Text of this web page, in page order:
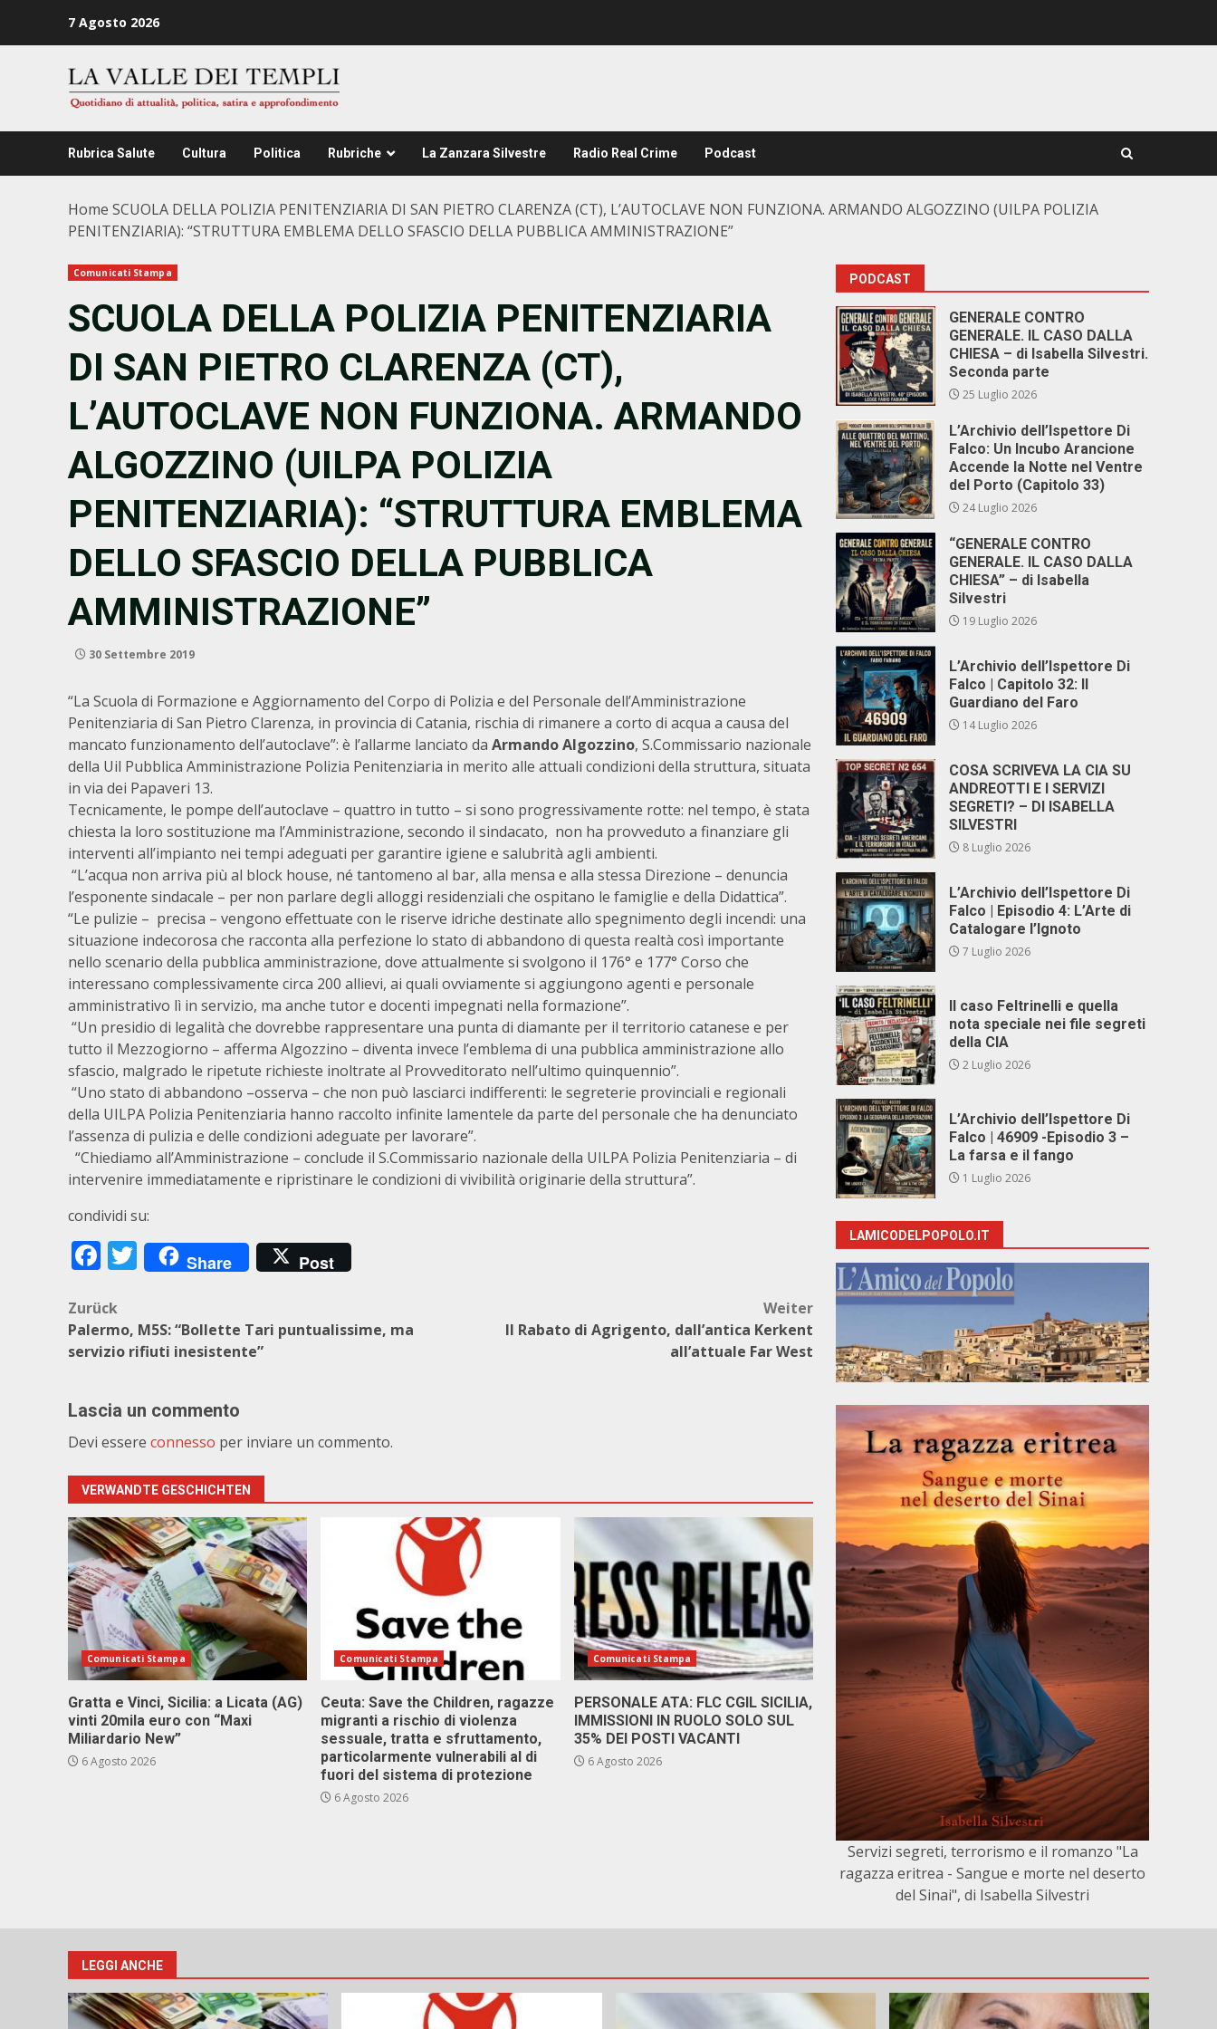
7 Agosto 2026
Rubrica Salute Cultura Politica Rubriche La Zanzara Silvestre Radio Real Crime Podcast
Home SCUOLA DELLA POLIZIA PENITENZIARIA DI SAN PIETRO CLARENZA (CT), L’AUTOCLAVE NON FUNZIONA. ARMANDO ALGOZZINO (UILPA POLIZIA
PENITENZIARIA): “STRUTTURA EMBLEMA DELLO SFASCIO DELLA PUBBLICA AMMINISTRAZIONE”
Comunicati Stampa
SCUOLA DELLA POLIZIA PENITENZIARIA
DI SAN PIETRO CLARENZA (CT),
L’AUTOCLAVE NON FUNZIONA. ARMANDO
ALGOZZINO (UILPA POLIZIA
PENITENZIARIA): “STRUTTURA EMBLEMA
DELLO SFASCIO DELLA PUBBLICA
AMMINISTRAZIONE”
30 Settembre 2019
“La Scuola di Formazione e Aggiornamento del Corpo di Polizia e del Personale dell’Amministrazione
Penitenziaria di San Pietro Clarenza, in provincia di Catania, rischia di rimanere a corto di acqua a causa del
mancato funzionamento dell’autoclave”: è l’allarme lanciato da Armando Algozzino, S.Commissario nazionale
della Uil Pubblica Amministrazione Polizia Penitenziaria in merito alle attuali condizioni della struttura, situata
in via dei Papaveri 13.
Tecnicamente, le pompe dell’autoclave – quattro in tutto – si sono progressivamente rotte: nel tempo, è stata
chiesta la loro sostituzione ma l’Amministrazione, secondo il sindacato, non ha provveduto a finanziare gli
interventi all’impianto nei tempi adeguati per garantire igiene e salubrità agli ambienti.
“L’acqua non arriva più al block house, né tantomeno al bar, alla mensa e alla stessa Direzione – denuncia
l’esponente sindacale – per non parlare degli alloggi residenziali che ospitano le famiglie e della Didattica”.
“Le pulizie – precisa – vengono effettuate con le riserve idriche destinate allo spegnimento degli incendi: una
situazione indecorosa che racconta alla perfezione lo stato di abbandono di questa realtà così importante
nello scenario della pubblica amministrazione, dove attualmente si svolgono il 176° e 177° Corso che
interessano complessivamente circa 200 allievi, ai quali ovviamente si aggiungono agenti e personale
amministrativo lì in servizio, ma anche tutor e docenti impegnati nella formazione”.
“Un presidio di legalità che dovrebbe rappresentare una punta di diamante per il territorio catanese e per
tutto il Mezzogiorno – afferma Algozzino – diventa invece l’emblema di una pubblica amministrazione allo
sfascio, malgrado le ripetute richieste inoltrate al Provveditorato nell’ultimo quinquennio”.
“Uno stato di abbandono –osserva – che non può lasciarci indifferenti: le segreterie provinciali e regionali
della UILPA Polizia Penitenziaria hanno raccolto infinite lamentele da parte del personale che ha denunciato
l’assenza di pulizia e delle condizioni adeguate per lavorare”.
“Chiediamo all’Amministrazione – conclude il S.Commissario nazionale della UILPA Polizia Penitenziaria – di
intervenire immediatamente e ripristinare le condizioni di vivibilità originarie della struttura”.
condividi su:
Facebook
Twitter
Share Post
Beitragsnavigation
Zurück
Palermo, M5S: “Bollette Tari puntualissime, ma
servizio rifiuti inesistente”
Weiter
Il Rabato di Agrigento, dall’antica Kerkent
all’attuale Far West
Lascia un commento
Devi essere connesso per inviare un commento.
VERWANDTE GESCHICHTEN
Comunicati Stampa
Gratta e Vinci, Sicilia: a Licata (AG)
vinti 20mila euro con “Maxi
Miliardario New”
6 Agosto 2026
Comunicati Stampa
Ceuta: Save the Children, ragazze
migranti a rischio di violenza
sessuale, tratta e sfruttamento,
particolarmente vulnerabili al di
fuori del sistema di protezione
6 Agosto 2026
Comunicati Stampa
PERSONALE ATA: FLC CGIL SICILIA,
IMMISSIONI IN RUOLO SOLO SUL
35% DEI POSTI VACANTI
6 Agosto 2026
PODCAST
GENERALE CONTRO
GENERALE. IL CASO DALLA
CHIESA – di Isabella Silvestri.
Seconda parte
25 Luglio 2026
L’Archivio dell’Ispettore Di
Falco: Un Incubo Arancione
Accende la Notte nel Ventre
del Porto (Capitolo 33)
24 Luglio 2026
“GENERALE CONTRO
GENERALE. IL CASO DALLA
CHIESA” – di Isabella
Silvestri
19 Luglio 2026
L’Archivio dell’Ispettore Di
Falco | Capitolo 32: Il
Guardiano del Faro
14 Luglio 2026
COSA SCRIVEVA LA CIA SU
ANDREOTTI E I SERVIZI
SEGRETI? – DI ISABELLA
SILVESTRI
8 Luglio 2026
L’Archivio dell’Ispettore Di
Falco | Episodio 4: L’Arte di
Catalogare l’Ignoto
7 Luglio 2026
Il caso Feltrinelli e quella
nota speciale nei file segreti
della CIA
2 Luglio 2026
L’Archivio dell’Ispettore Di
Falco | 46909 -Episodio 3 –
La farsa e il fango
1 Luglio 2026
LAMICODELPOPOLO.IT
Servizi segreti, terrorismo e il romanzo "La
ragazza eritrea - Sangue e morte nel deserto
del Sinai", di Isabella Silvestri
LEGGI ANCHE